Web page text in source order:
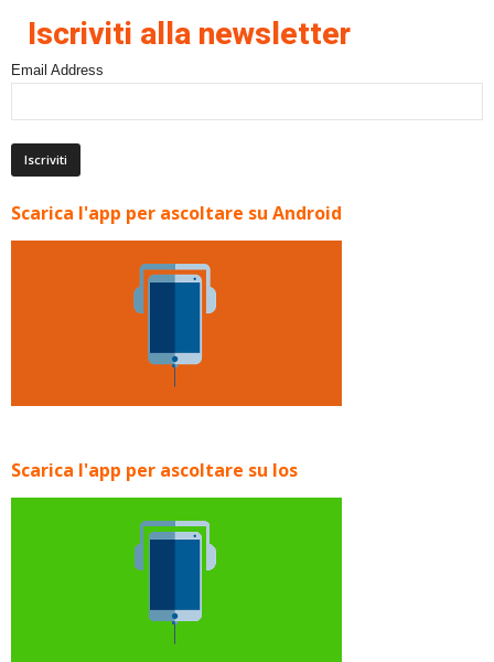
Iscriviti alla newsletter
Email Address
Scarica l'app per ascoltare su Android
Scarica l'app per ascoltare su Ios